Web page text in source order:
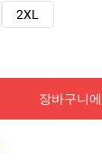
2XL
장바구니